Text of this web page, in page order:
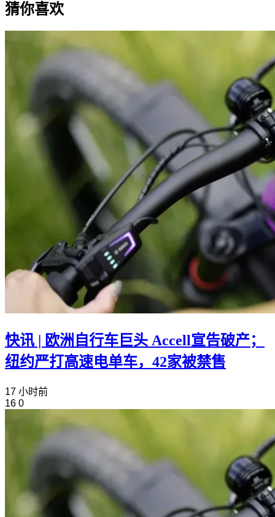
猜你喜欢
快讯 | 欧洲自行车巨头 Accell宣告破产；
纽约严打高速电单车，42家被禁售
17 小时前
16 0